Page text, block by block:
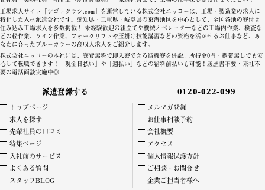
工場求人サイト「シゴトクラシ.com」を運営している株式会社ニッコーは、工場・製造業の求人に
特化した人材派遣会社です。愛知県・三重県・岐阜県の東海地区を中心として、全国各地の寮付き
住み込み工場求人を多数掲載！ 未経験歓迎の組立てや機械オペレータ―などの工場内作業、検査な
どの軽作業、ライン作業、フォークリフトや玉掛け技能講習などの資格を活かせるお仕事など、あ
なたに合ったブルーカラーの高収入求人をご紹介します。
株式会社ニッコーの本社には、寮費無料で即入寮できる待機寮を併設。所持金0円・携帯無しでも安
心して転職できます！「現金日払い」や「週払い」などの給料前払いも可能！履歴書不要・来社不
要の電話面談実施中◎
派遣登録する 0120-022-099
トップページ
求人を探す
先輩社員の口コミ
特集ページ
入社前のサービス
よくある質問
スタッフBLOG
メルマガ登録
お仕事相談予約
会社概要
アクセス
個人情報保護方針
ご相談・お問合せ
企業ご担当者様へ